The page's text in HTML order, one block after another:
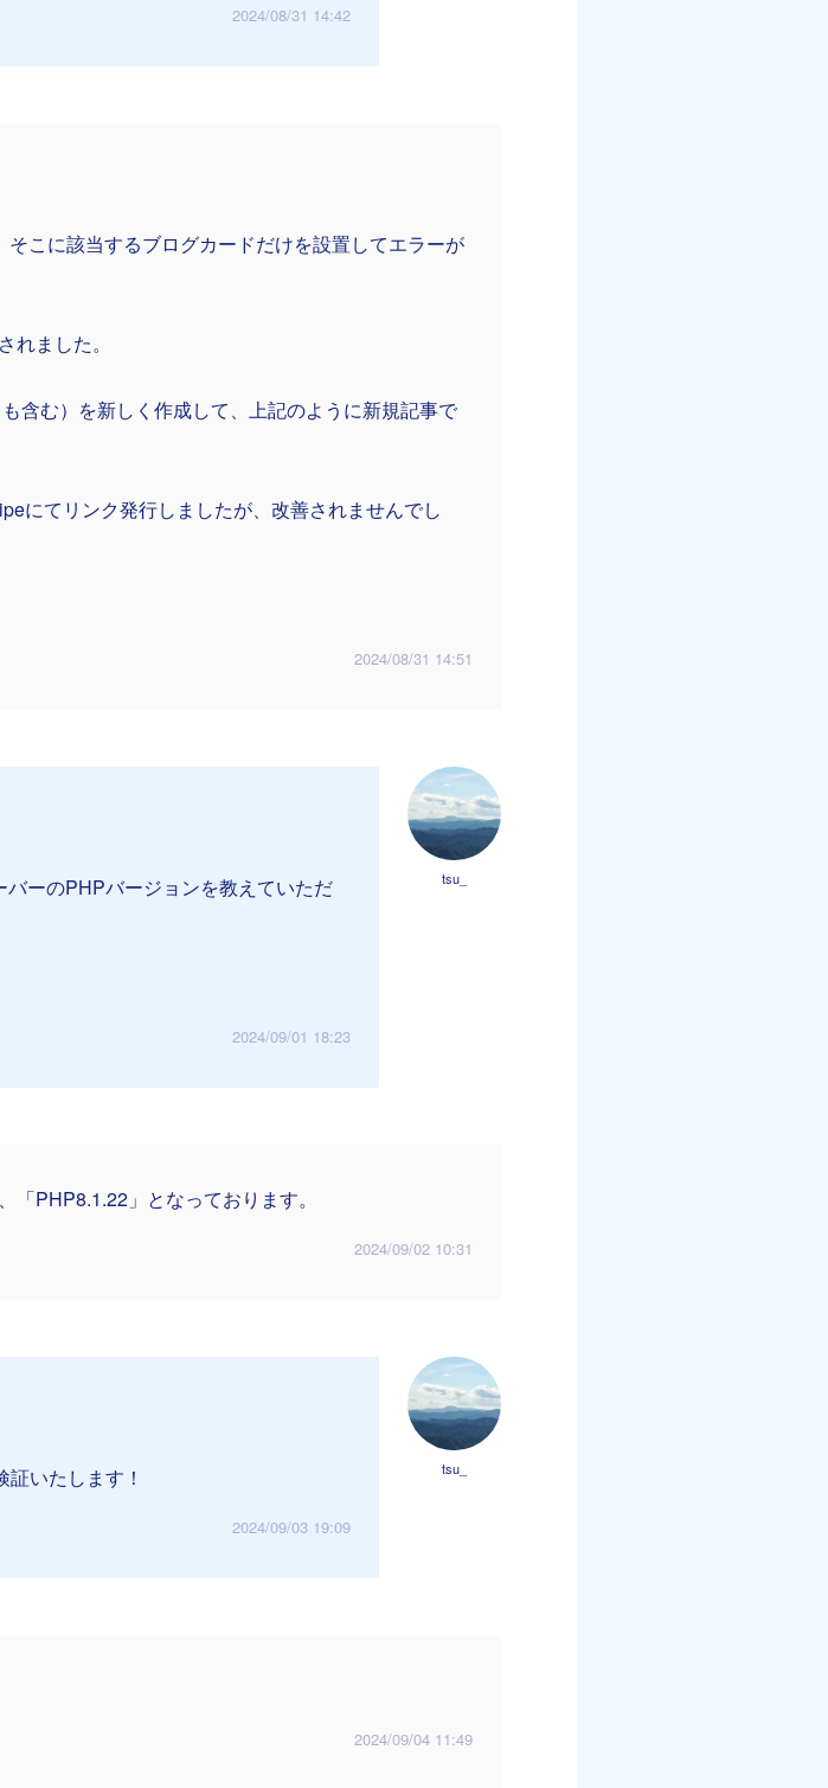
2024/08/31 14:42
こに該当するブログカードだけを設置してエラーが
れました。
含む）を新しく作成して、上記のように新規記事で
にてリンク発行しましたが、改善されませんでし
2024/08/31 14:51
tsu_
ーのPHPバージョンを教えていただ
2024/09/01 18:23
PHP8.1.22」となっております。
2024/09/02 10:31
tsu_
いたします！
2024/09/03 19:09
2024/09/04 11:49